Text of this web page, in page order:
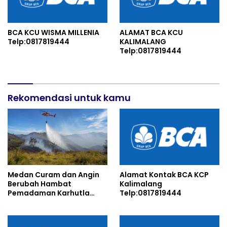
BCA KCU WISMA MILLENIA
Telp:0817819444
ALAMAT BCA KCU
KALIMALANG
Telp:0817819444
Rekomendasi untuk kamu
Medan Curam dan Angin
Berubah Hambat
Pemadaman Karhutla
Alamat Kontak BCA KCP
Kalimalang
Telp:0817819444